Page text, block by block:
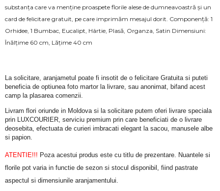
substanța care va menține proaspete florile alese de dumneavoastră și un
card de felicitare gratuit, pe care imprimăm mesajul dorit. Componență: 1
Orhidee, 1 Bumbac, Eucalipt, Hârtie, Plasă, Organza, Satin Dimensiuni:
Înălțime 60 cm, Lățime 40 cm
La solicitare, aranjametul poate fi insotit de o felicitare Gratuita si puteti
beneficia de optiunea foto martor la livrare, sau anonimat, bifand acest
camp la plasarea comenzii.
Livram flori oriunde in Moldova si la solicitare putem oferi livrare speciala
prin LUXCOURIER, serviciu premium prin care beneficiati de o livrare
deosebita, efectuata de curieri imbracati elegant la sacou, manusele albe
si papion.
ATENTIE!!! Poza acestui produs este cu titlu de prezentare. Nuantele si
florile pot varia in functie de sezon si stocul disponibil, fiind pastrate
aspectul si dimensiunile aranjamentului.